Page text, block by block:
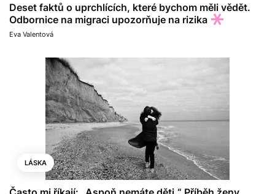
Deset faktů o uprchlících, které bychom měli vědět.
Odbornice na migraci upozorňuje na rizika
Eva Valentová
LÁSKA